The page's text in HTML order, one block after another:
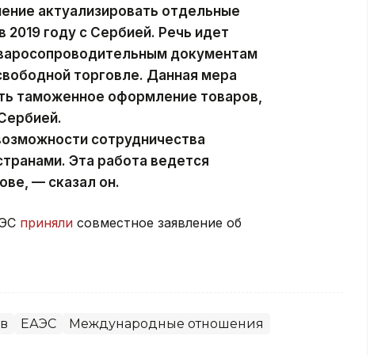
актуализировать отдельные
2019 году с Сербией. Речь идет
документам
торговле. Данная мера
таможенное оформление товаров,
сотрудничества
Эта работа ведется
— сказал он.
приняли совместное заявление об
ЕАЭС Международные отношения